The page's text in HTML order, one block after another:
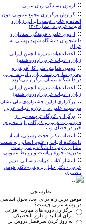
:: آزمون بسندگی زبان عربی
:: گزارش برگزاری مجمع عمومی فوق
العاده و عادی انجمن ایرانی زبان و
ادبیات عربی در سال ۱۴۰۴
:: اردوی علمی- فرهنگی استادان و
دانشجویان دانشگاه شهید بهشتی به
عراق
:: اعضاء هيات مديره انجمن ایرانی
زبان و ادبیات عربی (دوره‌ هفتم)
:: دومین همایش ملی کارآفرینی و
تجاری سازی رشته زبان و ادبیات عربی
در دانشگاه سمنان برگزار می‌گردد
:: اعضاء هيات مديره انجمن ایرانی
زبان و ادبیات عربی (دوره‌ی هفتم)
:: برگزاری اولین جشنواره‌ی ملی نشان
مرجعیت علمی در زبان و ادبیات عربی
:: برگزاری کارگاه ترجمه خبر از
فارسی به عربی و کارگاه تولید محتوای
خبر در فضای وب
:: انتصاب دکتر حجت رسولی، استاد
دانشکدۀ ادبیات و علوم انسانی به سمت
مشاور رئیس دانشگاه و سرپرست
مدیریت حوزۀ ریاست و روابط عمومی
:: انتشار کتاب ادبیات داستانی قدیم
عربی - دکتر خلیل پروینی - دکتر هومن
ناظمیان
نظرسنجی
موفق ترین راه برای ایجاد تحول اساسی
در رشته عربی چیست؟
برگزاری دوره های مهارت افزایی
برای اساتید و فارغ التحصیلان
به روز کردن سرفصل دروس بر